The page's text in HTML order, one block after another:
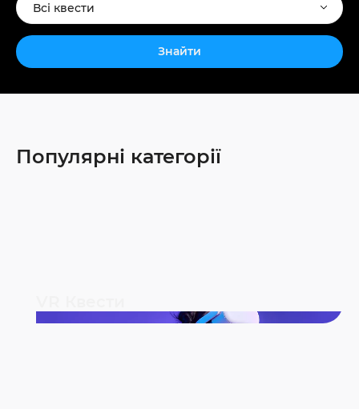
Всі квести
Знайти
Популярні категорії